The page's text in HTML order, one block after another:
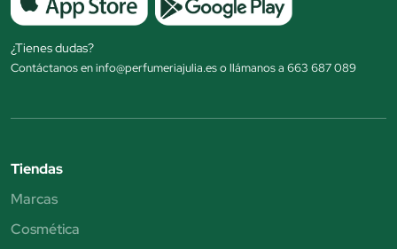
¿Tienes dudas?
Contáctanos en info@perfumeriajulia.es o llámanos a 663 687 089
Tiendas
Marcas
Cosmética